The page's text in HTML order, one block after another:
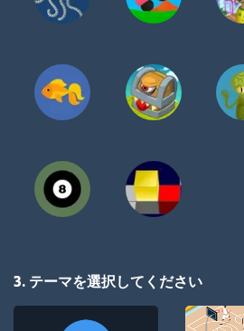
3. テーマを選択してください